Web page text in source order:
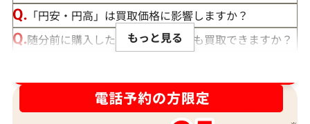
「円安・円高」は買取価格に影響しますか？
随分前に購入したダイヤモンドでも買取できますか？
宝石の大きさは買取価格に影響する？
ダイヤモンドの買取価格には、どんなことが影響しま
もっと見る